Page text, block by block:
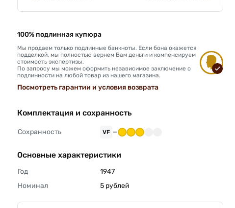
100% подлинная купюра
Мы продаем только подлинные банкноты. Если бона окажется
подделкой, мы полностью вернем Вам деньги и компенсируем
стоимость экспертизы.
По запросу мы можем оформить независимое заключение о
подлинности на любой товар из нашего магазина.
Посмотреть гарантии и условия возврата
Комплектация и сохранность
Сохранность VF —
Основные характеристики
Год
1947
Номинал
5 рублей